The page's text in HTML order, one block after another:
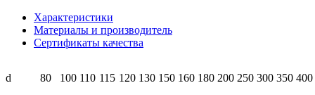
Характеристики
Материалы и производитель
Сертификаты качества
d 80 100 110 115 120 130 150 160 180 200 250 300 350 400